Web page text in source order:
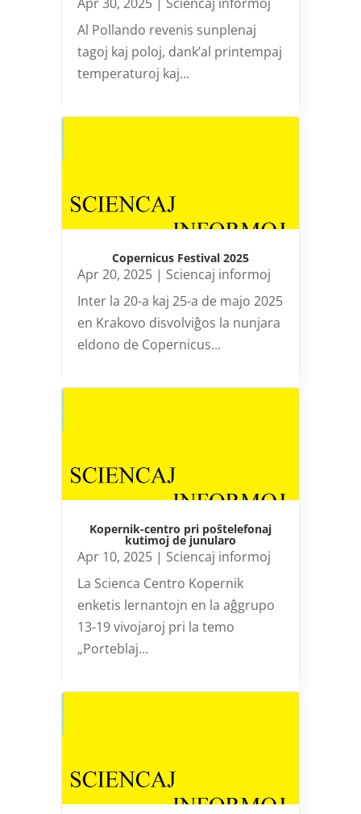
Al Pollando revenis sunplenaj
tagoj kaj poloj, dank’al printempaj
temperaturoj kaj...
Copernicus Festival 2025
Apr 20, 2025| Sciencaj informoj
Inter la 20-a kaj 25-a de majo 2025
en Krakovo disvolviĝos la nunjara
eldono de Copernicus...
Kopernik-centro pri poŝtelefonaj
kutimoj de junularo
Apr 10, 2025| Sciencaj informoj
La Scienca Centro Kopernik
enketis lernantojn en la aĝgrupo
13-19 vivojaroj pri la temo
„Porteblaj...